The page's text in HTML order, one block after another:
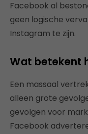
Facebook al
geen logische
Instagram te zijn.
Wat betekent
Een massaal
alleen grote
gevolgen voor
Facebook